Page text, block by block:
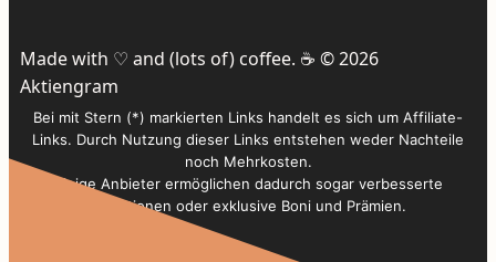
Made with ♡ and (lots of) coffee. ☕️ © 2026
Aktiengram
Bei mit Stern (*) markierten Links handelt es sich um Affiliate-
Links. Durch Nutzung dieser Links entstehen weder Nachteile
noch Mehrkosten.
Einige Anbieter ermöglichen dadurch sogar verbesserte
Konditionen oder exklusive Boni und Prämien.